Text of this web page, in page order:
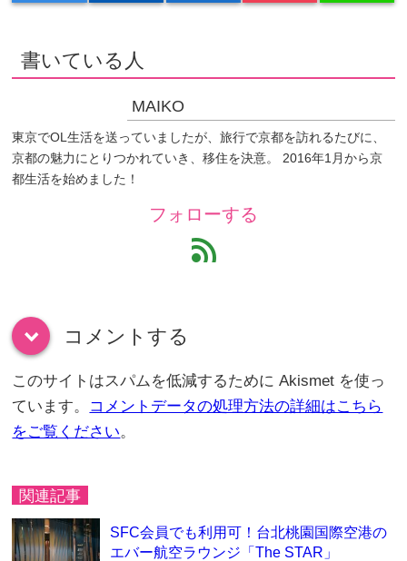
書いている人
MAIKO
東京でOL生活を送っていましたが、旅行で京都を訪れるたびに、
京都の魅力にとりつかれていき、移住を決意。 2016年1月から京
都生活を始めました！
フォローする
feed
down コメントする
このサイトはスパムを低減するために Akismet を使っ
ています。 コメントデータの処理方法の詳細はこちら
をご覧ください。
関連記事
SFC会員でも利用可！台北桃園国際空港の
エバー航空ラウンジ「The STAR」